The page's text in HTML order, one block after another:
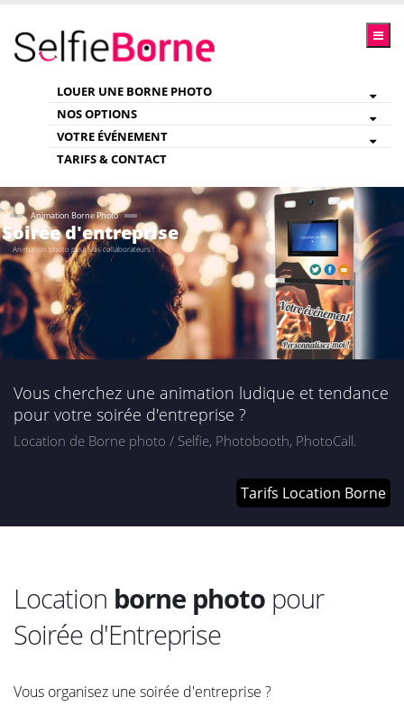
LOUER UNE BORNE PHOTO
NOS OPTIONS
VOTRE ÉVÉNEMENT
TARIFS & CONTACT
Animation Borne Photo
Soirée d'entreprise
Animation photo pour vos collaborateurs !
Vous cherchez une animation ludique et tendance
pour votre soirée d'entreprise ?
Location de Borne photo / Selfie, Photobooth, PhotoCall.
Tarifs Location Borne
Location borne photo pour
Soirée d'Entreprise
Vous organisez une soirée d'entreprise ?